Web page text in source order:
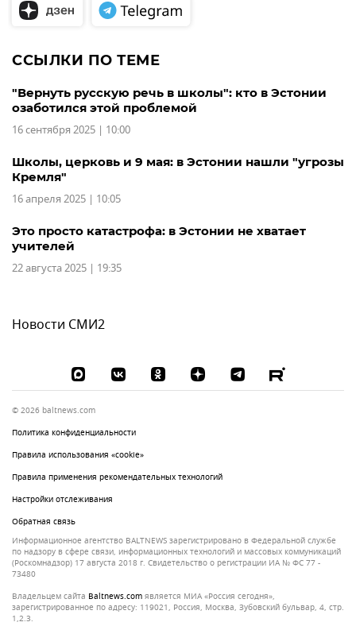
ССЫЛКИ ПО ТЕМЕ
"Вернуть русскую речь в школы": кто в Эстонии
озаботился этой проблемой
16 сентября 2025 | 10:00
Школы, церковь и 9 мая: в Эстонии нашли "угрозы
Кремля"
16 апреля 2025 | 10:05
Это просто катастрофа: в Эстонии не хватает
учителей
22 августа 2025 | 19:35
Новости СМИ2
© 2026 baltnews.com
Политика конфиденциальности
Правила использования «cookie»
Правила применения рекомендательных технологий
Настройки отслеживания
Обратная связь
Информационное агентство BALTNEWS зарегистрировано в Федеральной службе
по надзору в сфере связи, информационных технологий и массовых коммуникаций
(Роскомнадзор) 17 августа 2018 г. Свидетельство о регистрации ИА № ФС 77 -
73480
Владельцем сайта
baltnews.com является МИА «Россия сегодня»,
зарегистрированное по адресу: 119021, Россия, Москва, Зубовский бульвар, 4, стр.
1,2.3.